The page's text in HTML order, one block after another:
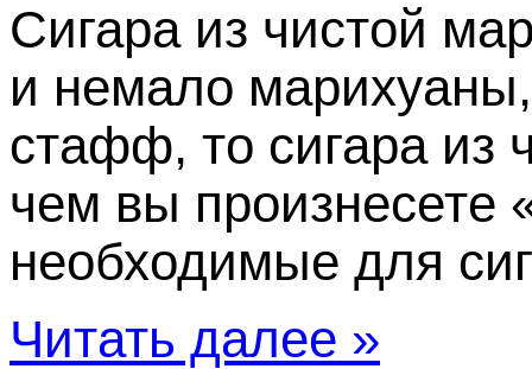
Сигара из чистой
и немало
стафф, то сигара из
чем вы произнесете
необходимые для
Читать далее »